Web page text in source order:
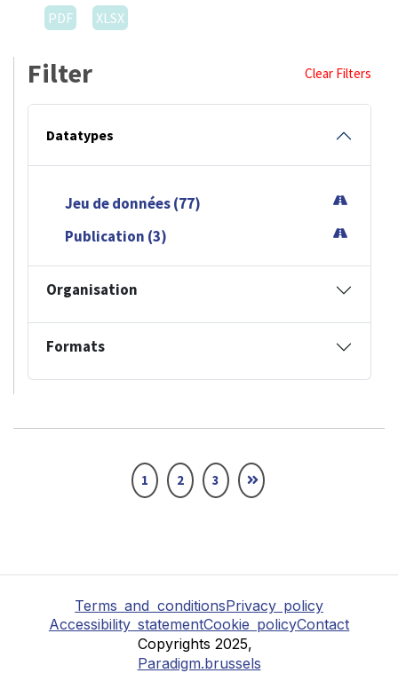
PDF
XLSX
Filter Clear Filters
Datatypes
Jeu de données (77)
Publication (3)
Organisation
Formats
1 2 3
Terms and conditionsPrivacy policy
Accessibility statementCookie policyContact
Copyrights 2025,
Paradigm.brussels